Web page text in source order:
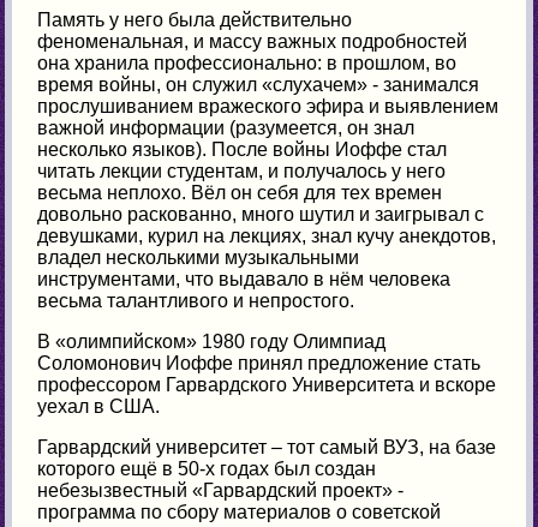
Память у него была действительно
феноменальная, и массу важных подробностей
она хранила профессионально: в прошлом, во
время войны, он служил «слухачем» - занимался
прослушиванием вражеского эфира и выявлением
важной информации (разумеется, он знал
несколько языков). После войны Иоффе стал
читать лекции студентам, и получалось у него
весьма неплохо. Вёл он себя для тех времен
довольно раскованно, много шутил и заигрывал с
девушками, курил на лекциях, знал кучу анекдотов,
владел несколькими музыкальными
инструментами, что выдавало в нём человека
весьма талантливого и непростого.
В «олимпийском» 1980 году Олимпиад
Соломонович Иоффе принял предложение стать
профессором Гарвардского Университета и вскоре
уехал в США.
Гарвардский университет – тот самый ВУЗ, на базе
которого ещё в 50-х годах был создан
небезызвестный «Гарвардский проект» -
программа по сбору материалов о советской